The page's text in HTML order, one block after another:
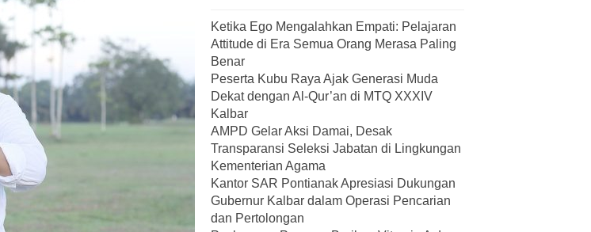
Ketika Ego Mengalahkan Empati: Pelajaran
Attitude di Era Semua Orang Merasa Paling
Benar
Peserta Kubu Raya Ajak Generasi Muda
Dekat dengan Al-Qur’an di MTQ XXXIV
Kalbar
AMPD Gelar Aksi Damai, Desak
Transparansi Seleksi Jabatan di Lingkungan
Kementerian Agama
Kantor SAR Pontianak Apresiasi Dukungan
Gubernur Kalbar dalam Operasi Pencarian
dan Pertolongan